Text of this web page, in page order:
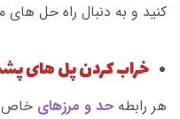
کنید و به دنبال راه حل
خراب کردن پل های
هر رابطه حد و مرزهای خاص